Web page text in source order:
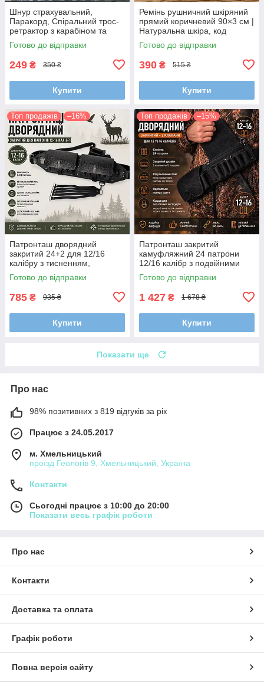
Шнур страхувальний,
Паракорд, Спіральний трос-
ретрактор з карабіном та
кріпленням на пояс (Довжина
35-100 см)
Готово до відправки
249 ₴ 350 ₴
Купити
Ремінь рушничний шкіряний
прямий коричневий 90×3 см |
Натуральна шкіра, код
95020/2
Готово до відправки
390 ₴ 515 ₴
Купити
Топ продажів –16%
Патронташ дворядний
закритий 24+2 для 12/16
калібру з тисненням,
регульований ремінь
Готово до відправки
785 ₴ 935 ₴
Купити
Топ продажів –15%
Патронташ закритий
камуфляжний 24 патрони
12/16 калібр з подвійними
клапанами та кільцями
Готово до відправки
1 427 ₴ 1 678 ₴
Купити
Показати ще
Про нас
98% позитивних з 819 відгуків за рік
Працює з 24.05.2017
м. Хмельницький
проїзд Геологів 9, Хмельницький, Україна
Контакти
Сьогодні працює з 10:00 до 20:00
Показати весь графік роботи
Про нас
Контакти
Доставка та оплата
Графік роботи
Повна версія сайту